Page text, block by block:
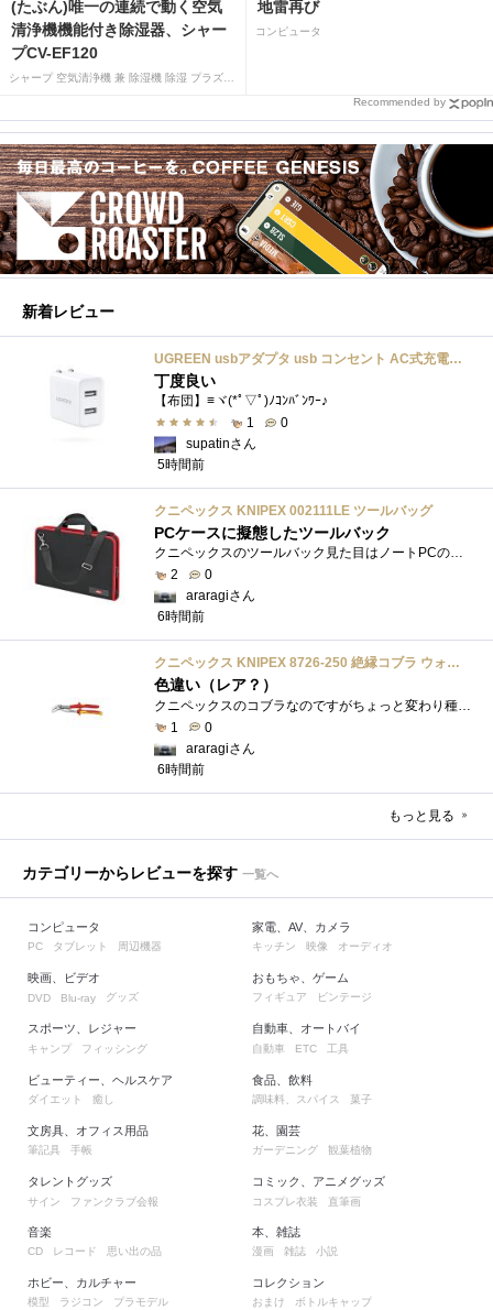
(たぶん)唯一の連続で動く空気
清浄機機能付き除湿器、シャー
プCV-EF120
地雷再び
コンピュータ
Recommended by
新着レビュー
UGREEN usbアダプタ usb コンセント AC式充電器 3.1A PSE認証済み 折りたたみ式プラグ 2ポート
丁度良い
【布団】≡ヾ(*ﾟ▽ﾟ)ﾉｺﾝﾊﾞﾝﾜｰ♪
1
0
supatinさん
5時間前
クニペックス KNIPEX 002111LE ツールバッグ
PCケースに擬態したツールバック
クニペックスのツールバック見た目はノートPCのバックみたい。中には工具を入れるポケットや工具を固定するゴムバンドが付いています。
2
0
araragiさん
6時間前
クニペックス KNIPEX 8726-250 絶縁コブラ ウォーターポンププライヤー 1000V
色違い（レア？）
1
0
araragiさん
6時間前
もっと見る
カテゴリーからレビューを探す 一覧へ
コンピュータ
PC タブレット 周辺機器
映画、ビデオ
DVD Blu-ray グッズ
スポーツ、レジャー
キャンプ フィッシング
ビューティー、ヘルスケア
ダイエット 癒し
文房具、オフィス用品
筆記具 手帳
タレントグッズ
サイン ファンクラブ会報
家電、AV、カメラ
キッチン 映像 オーディオ
おもちゃ、ゲーム
フィギュア ビンテージ
自動車、オートバイ
自動車 ETC 工具
食品、飲料
調味料、スパイス 菓子
花、園芸
ガーデニング 観葉植物
コミック、アニメグッズ
コスプレ衣装 直筆画
音楽
CD レコード 思い出の品
ホビー、カルチャー
模型 ラジコン プラモデル
本、雑誌
漫画 雑誌 小説
コレクション
おまけ ボトルキャップ